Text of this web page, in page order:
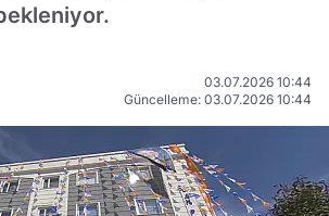
03.07.2026 10:44
Güncelleme: 03.07.2026 10:44